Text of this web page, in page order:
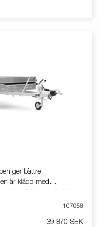
klädd i slitstark
ger bättre
är klädd med
Elkablage är förberett
Vagnen på bilden
107058
39 870 SEK